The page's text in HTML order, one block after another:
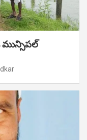
మున్సిపల్